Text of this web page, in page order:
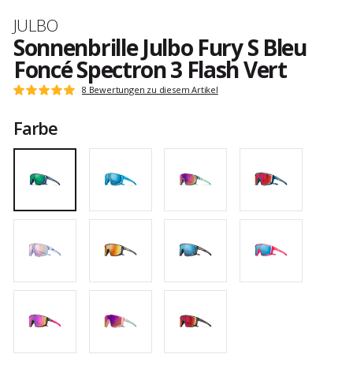
Marke
JULBO
Sonnenbrille Julbo Fury S Bleu
Foncé Spectron 3 Flash Vert
Kundenbewertungen
Note:
von
5
8 Bewertungen zu diesem Artikel
Farbe